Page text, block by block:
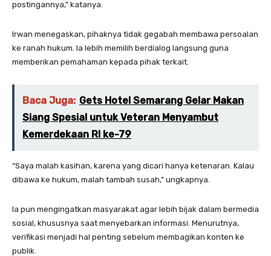
postingannya,” katanya.
Irwan menegaskan, pihaknya tidak gegabah membawa persoalan
ke ranah hukum. Ia lebih memilih berdialog langsung guna
memberikan pemahaman kepada pihak terkait.
Baca Juga: Gets Hotel Semarang Gelar Makan
Siang Spesial untuk Veteran Menyambut
Kemerdekaan RI ke-79
“Saya malah kasihan, karena yang dicari hanya ketenaran. Kalau
dibawa ke hukum, malah tambah susah,” ungkapnya.
Ia pun mengingatkan masyarakat agar lebih bijak dalam bermedia
sosial, khususnya saat menyebarkan informasi. Menurutnya,
verifikasi menjadi hal penting sebelum membagikan konten ke
publik.